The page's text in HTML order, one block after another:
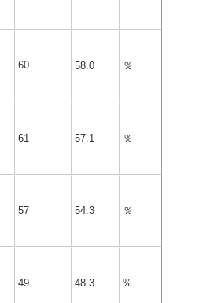
60 58.0 ％
61 57.1 ％
57 54.3 ％
49 48.3 %